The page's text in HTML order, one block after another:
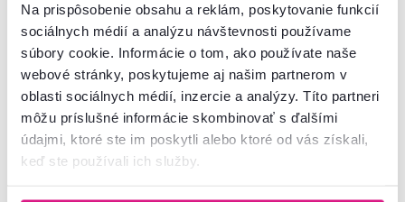
Na prispôsobenie obsahu a reklám, poskytovanie funkcií
sociálnych médií a analýzu návštevnosti používame
súbory cookie. Informácie o tom, ako používate naše
webové stránky, poskytujeme aj našim partnerom v
oblasti sociálnych médií, inzercie a analýzy. Títo partneri
môžu príslušné informácie skombinovať s ďalšími
údajmi, ktoré ste im poskytli alebo ktoré od vás získali,
keď ste používali ich služby.
Základné parametre
Rozmery a špecifikácie
Informácie o balení
Montážny návod